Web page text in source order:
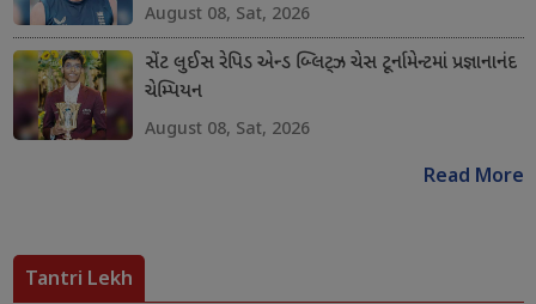
August 08, Sat, 2026
સેંટ લુઈસ રેપિડ એન્ડ બ્લિટ્ઝ ચેસ ટૂર્નામેન્ટમાં પ્રજ્ઞાનાનંદ
ચેમ્પિયન
August 08, Sat, 2026
Read More
Tantri Lekh